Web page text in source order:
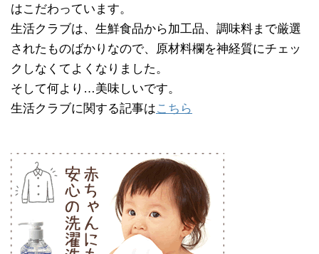
はこだわっています。
生活クラブは、生鮮食品から加工品、調味料まで厳選
されたものばかりなので、原材料欄を神経質にチェッ
クしなくてよくなりました。
そして何より…美味しいです。
生活クラブに関する記事はこちら